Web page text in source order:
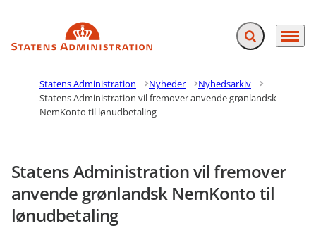
Gå til forsiden Fold søgefelt ud
Menu
Statens Administration Nyheder
Nyhedsarkiv
Statens Administration vil fremover anvende grønlandsk
NemKonto til lønudbetaling
Statens Administration vil fremover
anvende grønlandsk NemKonto til
lønudbetaling